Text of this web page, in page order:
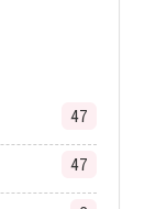
47
47